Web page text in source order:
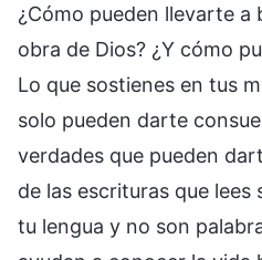
¿Cómo pueden llevarte a
obra de Dios? ¿Y cómo
Lo que sostienes en tus
solo pueden darte
verdades que pueden
de las escrituras que
tu lengua y no son